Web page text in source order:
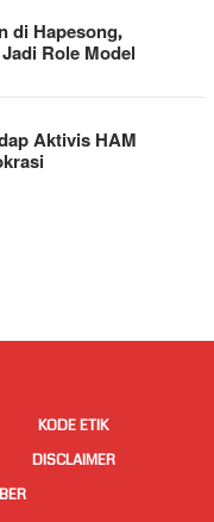
di Hapesong,
Role Model
Aktivis HAM
KODE ETIK
DISCLAIMER